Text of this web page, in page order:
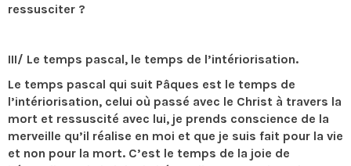
ressusciter ?
III/ Le temps pascal, le temps de l’intériorisation.
Le temps pascal qui suit Pâques est le temps de
l’intériorisation, celui où passé avec le Christ à travers la
mort et ressuscité avec lui, je prends conscience de la
merveille qu’il réalise en moi et que je suis fait pour la vie
et non pour la mort. C’est le temps de la joie de